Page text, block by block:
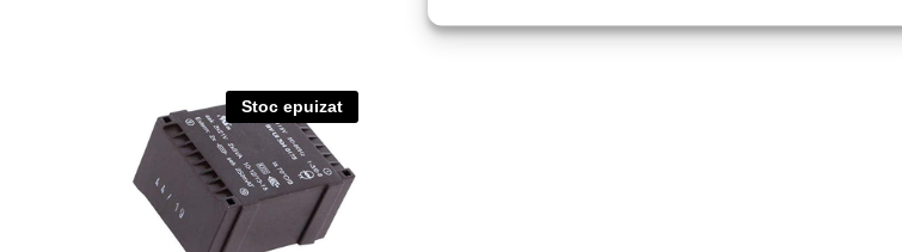
Stoc epuizat